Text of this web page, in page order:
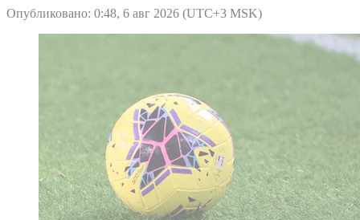
Опубликовано: 0:48, 6 авг 2026 (UTC+3 MSK)